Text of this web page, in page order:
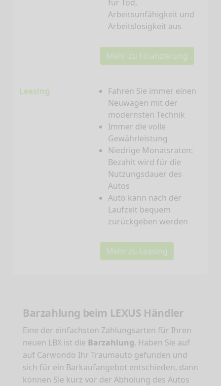
für Tod,
Arbeitsunfähigkeit und
Arbeitslosigkeit aus
Mehr zu Finanzierung
Leasing
Fahren Sie immer einen
Neuwagen mit der
modernsten Technik
Immer die volle
Gewährleistung
Niedrige Monatsraten:
Bezahlt wird für die
Nutzungsdauer des
Autos
Auto kann nach der
Laufzeit bequem
zurückgeben werden
Mehr zu Leasing
Barzahlung beim LEXUS Händler
Eine der einfachsten Zahlungsarten für Ihren
neuen LBX ist die Barzahlung. Haben Sie auf
auf Carwondo Ihr Traumauto gefunden und
sich für ein Barkaufangebot entschieden, dann
können Sie kurz vor der Abholung des Autos